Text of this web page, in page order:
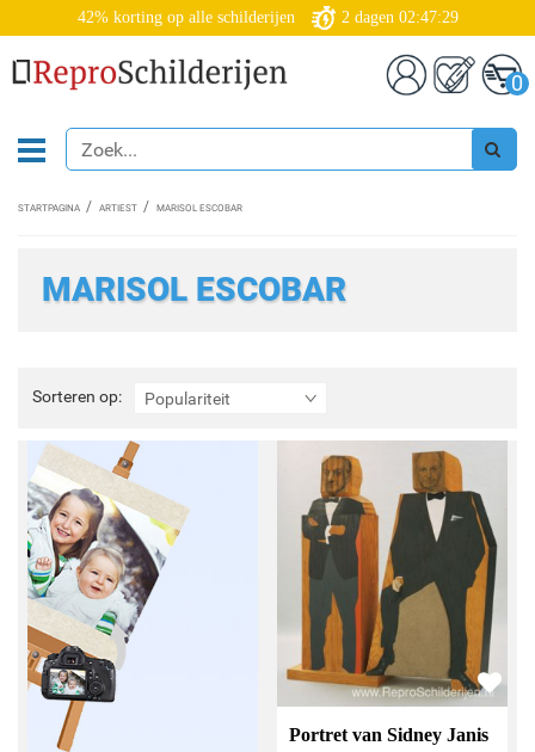
42% korting op alle schilderijen 2 dagen 02:47:28
0
STARTPAGINA ARTIEST MARISOL ESCOBAR
MARISOL ESCOBAR
Sorteren op: Populariteit
Sorteren
op:
Portret van Sidney Janis